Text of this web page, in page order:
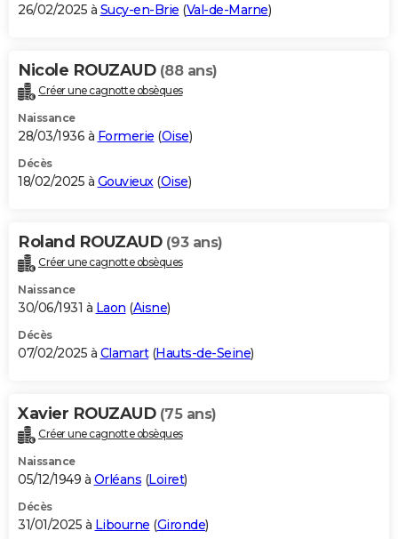
26/02/2025 à Sucy-en-Brie (Val-de-Marne)
Nicole ROUZAUD (88 ans)
Créer une cagnotte obsèques
Naissance
28/03/1936 à Formerie (Oise)
Décès
18/02/2025 à Gouvieux(Oise)
Roland ROUZAUD (93 ans)
Créer une cagnotte obsèques
Naissance
30/06/1931 à Laon (Aisne)
Décès
07/02/2025 à Clamart(Hauts-de-Seine)
Xavier ROUZAUD (75 ans)
Créer une cagnotte obsèques
Naissance
05/12/1949 à Orléans (Loiret)
Décès
31/01/2025 à Libourne (Gironde)